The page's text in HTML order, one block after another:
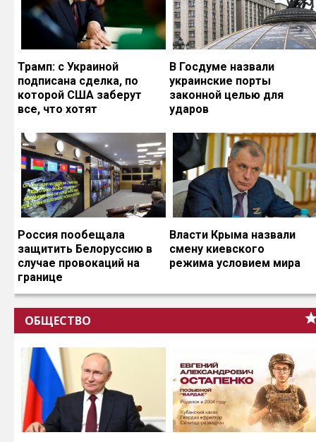
Трамп: с Украиной
подписана сделка, по
которой США заберут
все, что хотят
В Госдуме назвали
украинские порты
законной целью для
ударов
Россия пообещала
защитить Белоруссию в
случае провокаций на
границе
Власти Крыма назвали
смену киевского
режима условием мира
ОБЩЕСТВО